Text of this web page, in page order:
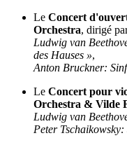
Le Concert
Orchestra, dirigé
Ludwig van
des Hauses »,
Anton Bruckner:
Le Concert pour
Orchestra & Vilde
Ludwig van
Peter